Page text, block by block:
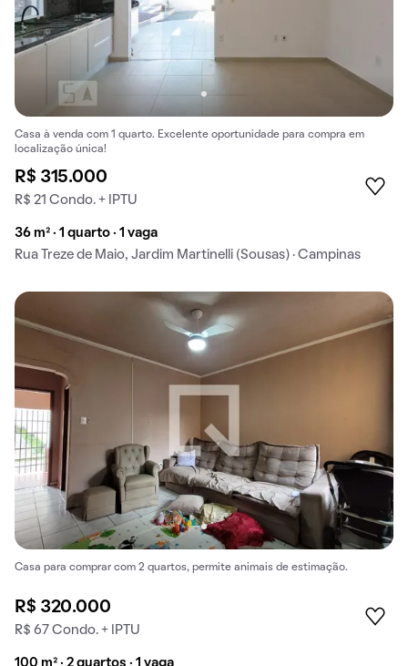
Casa à venda com 1 quarto. Excelente oportunidade para compra em
localização única!
R$ 315.000
R$ 21 Condo. + IPTU
36 m² · 1 quarto · 1 vaga
Rua Treze de Maio, Jardim Martinelli (Sousas) · Campinas
Casa para comprar com 2 quartos, permite animais de estimação.
R$ 320.000
R$ 67 Condo. + IPTU
100 m² · 2 quartos · 1 vaga